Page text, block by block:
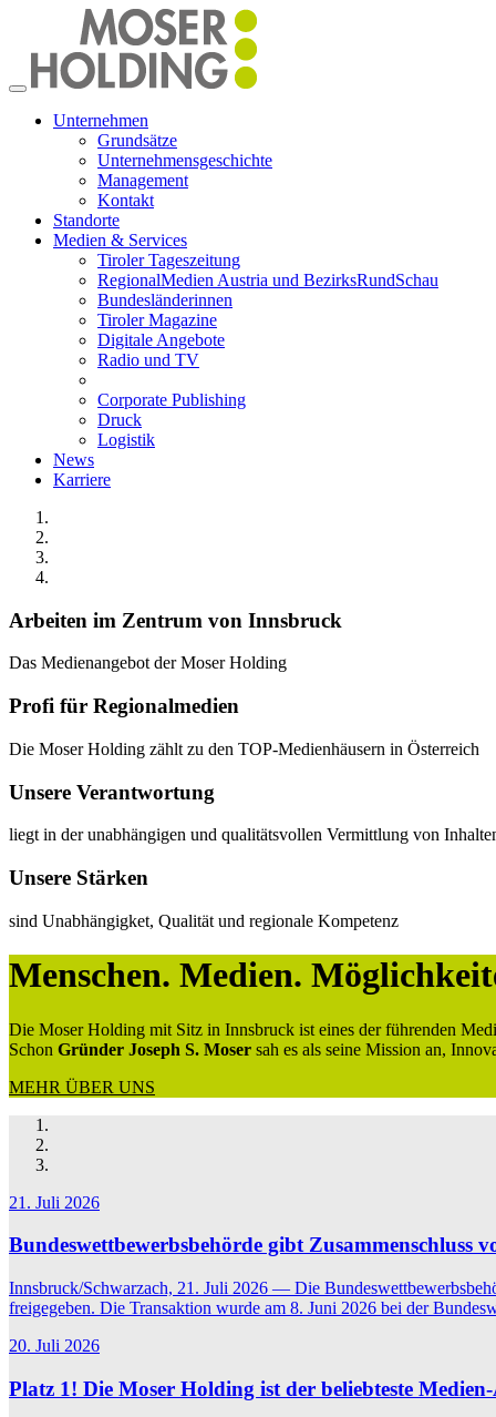
Toggle
navigationUnternehmen
Grundsätze
Unternehmensgeschichte
Management
Kontakt
Standorte
Medien & Services
Tiroler Tageszeitung
RegionalMedien Austria und BezirksRundSchau
Bundesländerinnen
Tiroler Magazine
Digitale Angebote
Radio und TV
Corporate Publishing
Druck
Logistik
News
Karriere
Arbeiten im Zentrum von Innsbruck
Das Medienangebot der Moser Holding
Profi für Regionalmedien
Die Moser Holding zählt zu den TOP-Medienhäusern in Österreich
Unsere Verantwortung
liegt in der unabhängigen und qualitätsvollen Vermittlung von
Unsere Stärken
sind Unabhängigket, Qualität und regionale Kompetenz
Menschen. Medien.
Die Moser Holding mit Sitz in Innsbruck ist eines der führenden
Schon Gründer Joseph S. Moser sah es als seine Mission an,
MEHR ÜBER UNS
21. Juli 2026
Bundeswettbewerbsbehörde gibt Zusammenschluss
Innsbruck/Schwarzach, 21. Juli 2026 — Die
freigegeben. Die Transaktion wurde am 8. Juni 2026 bei der
20. Juli 2026
Platz 1! Die Moser Holding ist der beliebteste